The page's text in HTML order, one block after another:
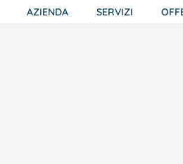
AZIENDA SERVIZI